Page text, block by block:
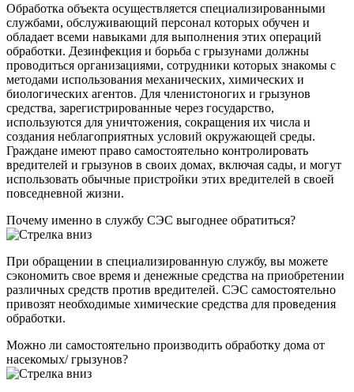
Обработка объекта осуществляется специализированными
службами, обслуживающий персонал которых обучен и
обладает всеми навыками для выполнения этих операций
обработки. Дезинфекция и борьба с грызунами должны
проводиться организациями, сотрудники которых знакомы с
методами использования механических, химических и
биологических агентов. Для членистоногих и грызунов
средства, зарегистрированные через государство,
используются для уничтожения, сокращения их числа и
создания неблагоприятных условий окружающей среды.
Граждане имеют право самостоятельно контролировать
вредителей и грызунов в своих домах, включая сады, и могут
использовать обычные пристройки этих вредителей в своей
повседневной жизни.
Почему именно в службу СЭС выгоднее обратиться?
При обращении в специализированную службу, вы можете
сэкономить свое время и денежные средства на приобретении
различных средств против вредителей. СЭС самостоятельно
привозят необходимые химические средства для проведения
обработки.
Можно ли самостоятельно производить обработку дома от
насекомых/ грызунов?